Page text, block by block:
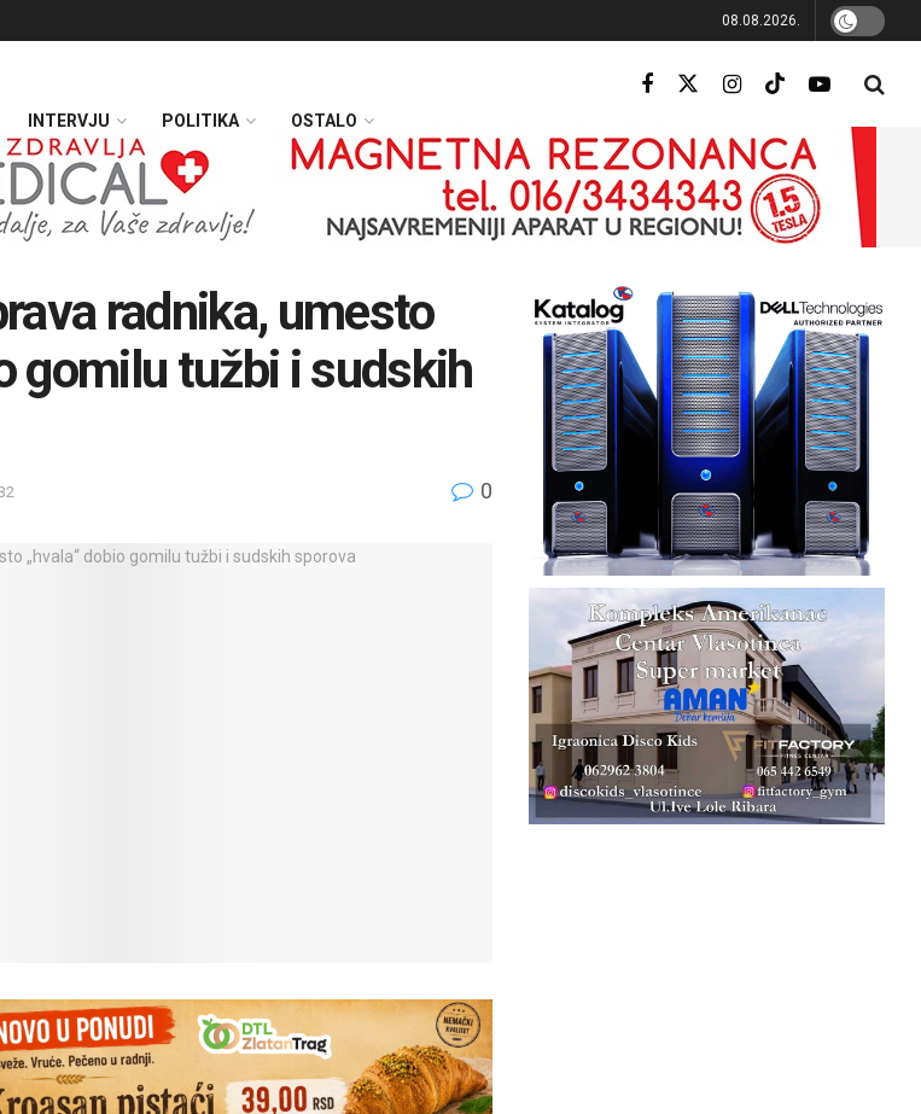
08.08.2026.
INTERVJU POLITIKA OSTALO
radnika, umesto
gomilu tužbi i sudskih
0